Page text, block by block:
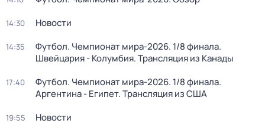
14:30 Новости
14:35
Футбол. Чемпионат мира-2026. 1/8 финала.
Швейцария - Колумбия. Трансляция из Канады
17:40
Футбол. Чемпионат мира-2026. 1/8 финала.
Аргентина - Египет. Трансляция из США
19:55 Новости